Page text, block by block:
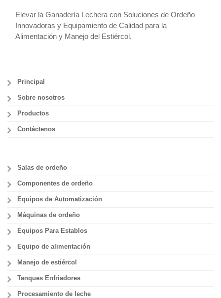
Elevar la Ganadería Lechera con Soluciones de Ordeño
Innovadoras y Equipamiento de Calidad para la
Alimentación y Manejo del Estiércol.
Principal
Sobre nosotros
Productos
Contáctenos
Salas de ordeño
Componentes de ordeño
Equipos de Automatización
Máquinas de ordeño
Equipos Para Establos
Equipo de alimentación
Manejo de estiércol
Tanques Enfriadores
Procesamiento de leche